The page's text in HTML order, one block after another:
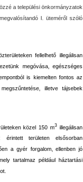
a települési önkormányzatok
I. üteméről szóló
fellelhető illegálisan
megóvása, egészséges
is kiemelten fontos az
illetve tájsebek
közel 150 m3 illegálisan
érintett területen elsősorban
a gyér forgalom, ellenben jó
tartalmaz például háztartási